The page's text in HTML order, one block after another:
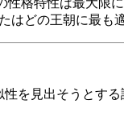
格特性は最大限
はどの王朝に最も
を見出そうとす